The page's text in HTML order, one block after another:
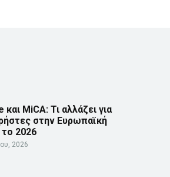
και MiCA: Τι αλλάζει για
στην Ευρωπαϊκή
2026
2026